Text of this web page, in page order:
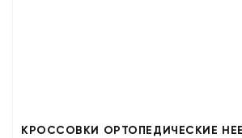
КРОССОВКИ ОРТОПЕДИЧЕСКИЕ